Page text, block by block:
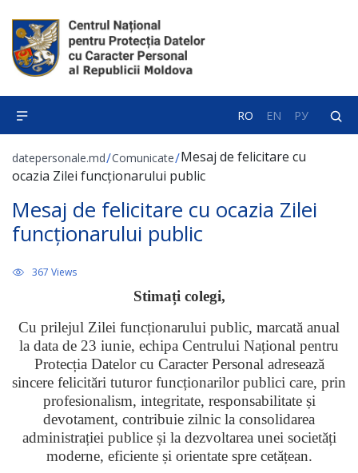
RO EN РУ
datepersonale.md/Comunicate/Mesaj de felicitare cu
ocazia Zilei funcționarului public
Mesaj de felicitare cu ocazia Zilei
funcționarului public
367 Views
Stimați colegi,
Cu prilejul Zilei funcționarului public, marcată anual
la data de 23 iunie, echipa Centrului Național pentru
Protecția Datelor cu Caracter Personal adresează
sincere felicitări tuturor funcționarilor publici care, prin
profesionalism, integritate, responsabilitate și
devotament, contribuie zilnic la consolidarea
administrației publice și la dezvoltarea unei societăți
moderne, eficiente și orientate spre cetățean.